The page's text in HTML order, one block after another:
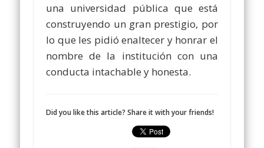
una universidad pública que está
construyendo un gran prestigio, por
lo que les pidió enaltecer y honrar el
nombre de la institución con una
conducta intachable y honesta.
Did you like this article? Share it with your friends!